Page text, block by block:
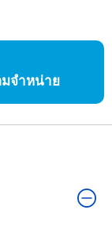
น
มจำหน่าย